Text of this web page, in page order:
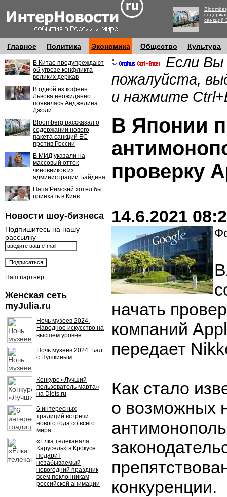
санкций
Главное Политика Экономика Общество Культура
В Китае предупреждают
об угрозе конфликта
великих держав
В одной из кофеен
Львова неожиданно
появилась Анджелина
Джоли
Bloomberg рассказал о
содержании нового
пакета санкций ЕС
против России
В МИД указали на
массовый отток
чиновников из
администрации Байдена
Папа Римский хотел бы
приехать в Киев
Новости шоу-бизнеса
Подпишитесь на нашу
рассылку
Наш партнёр
Женская сеть
myJulia.ru
Ночь музеев 2024.
Народное искусство на
высшем уровне
Ночь музеев 2024. Бал
с Пушкиным
Конкурс «Лучший
пользователь марта»
на Diets.ru
6 интересных
традиций встречи
нового года со всего
мира
«Ёлка телеканала
Карусель» в Крокусе
подарит
незабываемый
новогодний праздник
всем поклонникам
российской анимации
Если Вы
пожалуйста,
и нажмите
В Японии
проверку
14.6.2021
начать
компаний
передает
Как стало
о возможных
конкуренции.